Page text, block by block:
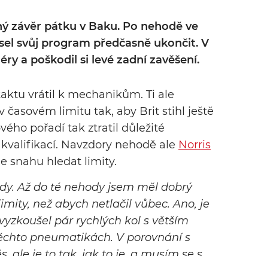
závěr pátku v Baku. Po nehodě ve
svůj program předčasně ukončit. V
a poškodil si levé zadní zavěšení.
vrátil k mechanikům. Ti ale
časovém limitu tak, aby Brit stihl ještě
pořadí tak ztratil důležité
Navzdory nehodě ale Norris
snahu hledat limity.
Až do té nehody jsem měl dobrý
než abych netlačil vůbec. Ano, je
pár rychlých kol s větším
pneumatikách. V porovnání s